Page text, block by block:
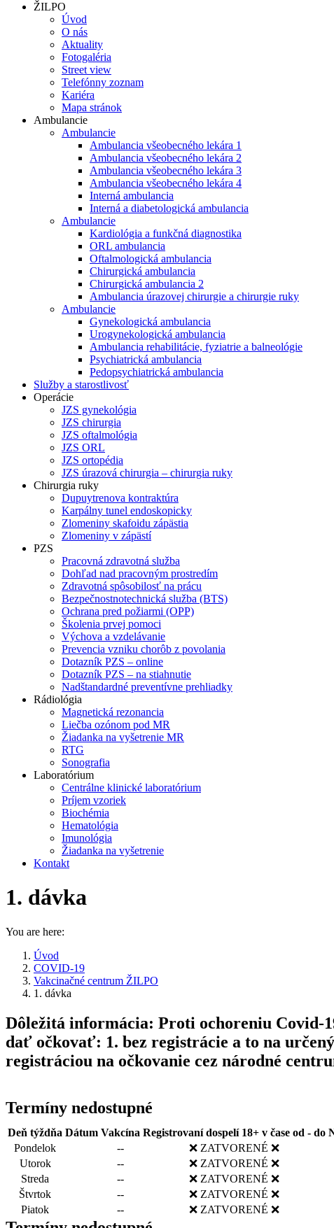
ŽILPO
Úvod
O nás
Aktuality
Fotogaléria
Street view
Telefónny zoznam
Kariéra
Mapa stránok
Ambulancie
Ambulancie
Ambulancia všeobecného lekára 1
Ambulancia všeobecného lekára 2
Ambulancia všeobecného lekára 3
Ambulancia všeobecného lekára 4
Interná ambulancia
Interná a diabetologická ambulancia
Ambulancie
Kardiológia a funkčná diagnostika
ORL ambulancia
Oftalmologická ambulancia
Chirurgická ambulancia
Chirurgická ambulancia 2
Ambulancia úrazovej chirurgie a chirurgie ruky
Ambulancie
Gynekologická ambulancia
Urogynekologická ambulancia
Ambulancia rehabilitácie, fyziatrie a balneológie
Psychiatrická ambulancia
Pedopsychiatrická ambulancia
Služby a starostlivosť
Operácie
JZS gynekológia
JZS chirurgia
JZS oftalmológia
JZS ORL
JZS ortopédia
JZS úrazová chirurgia – chirurgia ruky
Chirurgia ruky
Dupuytrenova kontraktúra
Karpálny tunel endoskopicky
Zlomeniny skafoidu zápästia
Zlomeniny v zápästí
PZS
Pracovná zdravotná služba
Dohľad nad pracovným prostredím
Zdravotná spôsobilosť na prácu
Bezpečnostnotechnická služba (BTS)
Ochrana pred požiarmi (OPP)
Školenia prvej pomoci
Výchova a vzdelávanie
Prevencia vzniku chorôb z povolania
Dotazník PZS – online
Dotazník PZS – na stiahnutie
Nadštandardné preventívne prehliadky
Rádiológia
Magnetická rezonancia
Liečba ozónom pod MR
Žiadanka na vyšetrenie MR
RTG
Sonografia
Laboratórium
Centrálne klinické laboratórium
Príjem vzoriek
Biochémia
Hematológia
Imunológia
Žiadanka na vyšetrenie
Kontakt
1. dávka
You are here:
Úvod
COVID-19
Vakcinačné centrum ŽILPO
1. dávka
Dôležitá informácia: Proti ochoreniu Covid-
dať očkovať: 1. bez registrácie a to na
registráciou na očkovanie cez národné
Termíny nedostupné
Deň týždňa Dátum Vakcína Registrovaní dospelí 18+ v čase od - do
Pondelok
-- ❌ ZATVORENÉ ❌
Utorok
-- ❌ ZATVORENÉ ❌
Streda
-- ❌ ZATVORENÉ ❌
Štvrtok
-- ❌ ZATVORENÉ ❌
Piatok
-- ❌ ZATVORENÉ ❌